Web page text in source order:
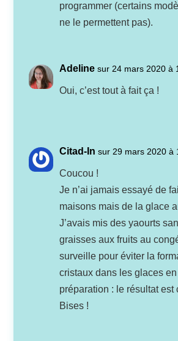
programmer (certains
ne le permettent pas).
Adeline sur 24 mars 2020 à
Oui, c’est tout à fait ça !
Citad-In sur 29 mars 2020 à
Coucou !
Je n’ai jamais essayé de
maisons mais de la glace
J’avais mis des yaourts
graisses aux fruits au
surveille pour éviter la
cristaux dans les glaces
préparation : le résultat est
Bises !